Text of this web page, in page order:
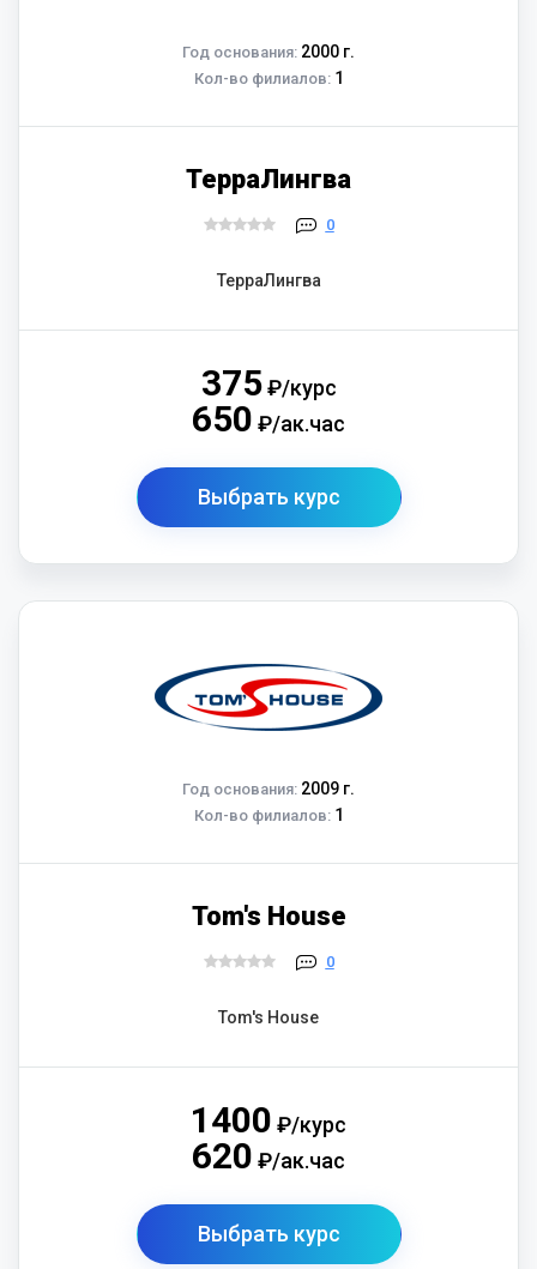
Год основания: 2000 г.
Кол-во филиалов:1
ТерраЛингва
0
ТерраЛингва
375₽/курс
650 ₽/ак.час
Выбрать курс
Год основания: 2009 г.
Кол-во филиалов:1
Tom's House
0
Tom's House
1400 ₽/курс
620 ₽/ак.час
Выбрать курс